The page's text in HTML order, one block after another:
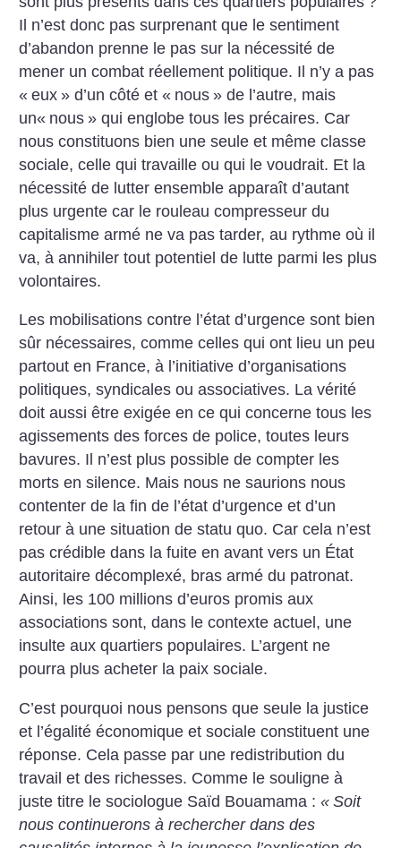
Il n’est donc pas surprenant que le sentiment
d’abandon prenne le pas sur la nécessité de
mener un combat réellement politique. Il n’y a pas
« eux » d’un côté et « nous » de l’autre, mais
un« nous » qui englobe tous les précaires. Car
nous constituons bien une seule et même classe
sociale, celle qui travaille ou qui le voudrait. Et la
nécessité de lutter ensemble apparaît d’autant
plus urgente car le rouleau compresseur du
capitalisme armé ne va pas tarder, au rythme où il
va, à annihiler tout potentiel de lutte parmi les plus
volontaires.
Les mobilisations contre l’état d’urgence sont bien
sûr nécessaires, comme celles qui ont lieu un peu
partout en France, à l’initiative d’organisations
politiques, syndicales ou associatives. La vérité
doit aussi être exigée en ce qui concerne tous les
agissements des forces de police, toutes leurs
bavures. Il n’est plus possible de compter les
morts en silence. Mais nous ne saurions nous
contenter de la fin de l’état d’urgence et d’un
retour à une situation de statu quo. Car cela n’est
pas crédible dans la fuite en avant vers un État
autoritaire décomplexé, bras armé du patronat.
Ainsi, les 100 millions d’euros promis aux
associations sont, dans le contexte actuel, une
insulte aux quartiers populaires. L’argent ne
pourra plus acheter la paix sociale.
C’est pourquoi nous pensons que seule la justice
et l’égalité économique et sociale constituent une
réponse. Cela passe par une redistribution du
travail et des richesses. Comme le souligne à
juste titre le sociologue Saïd Bouamama :« Soit
nous continuerons à rechercher dans des